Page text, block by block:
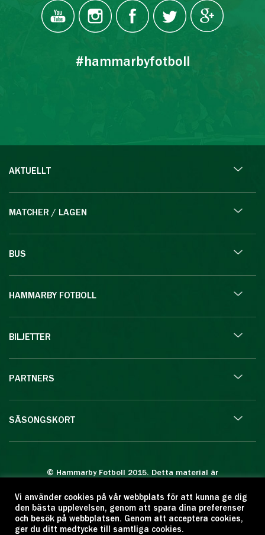
#hammarbyfotboll
AKTUELLT
MATCHER / LAGEN
BUS
HAMMARBY FOTBOLL
BILJETTER
PARTNERS
SÄSONGSKORT
© Hammarby Fotboll 2015. Detta material är
Eftertryck eller annan kopiering är förbjuden.
Citera oss gärna men ange källan:
www.hammarbyfotboll.se. Ansvarig utgivare:
Vi använder cookies på vår webbplats för att kunna ge dig
den bästa upplevelsen, genom att spara dina preferenser
och besök på webbplatsen. Genom att acceptera cookies,
ger du ditt medtycke till samtliga cookies.